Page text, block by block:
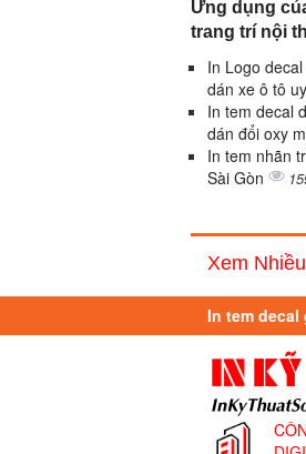
Ứng dụng
trang trí nội
In Logo
dán xe ô tô
In tem decal
dán đổi oxy
In tem nhãn
Sài Gòn
Xem Nhiều
In tem decal